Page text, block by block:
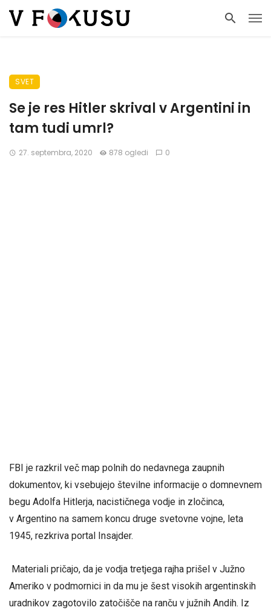
SVET
Se je res Hitler skrival v Argentini in
tam tudi umrl?
27. septembra, 2020 878 ogledi 0
FBI je razkril več map polnih do nedavnega zaupnih
dokumentov, ki vsebujejo številne informacije o domnevnem
begu Adolfa Hitlerja, nacističnega vodje in zločinca,
v Argentino na samem koncu druge svetovne vojne, leta
1945, rezkriva portal Insajder.
Materiali pričajo, da je vodja tretjega rajha prišel v Južno
Ameriko v podmornici in da mu je šest visokih argentinskih
uradnikov zagotovilo zatočišče na ranču v južnih Andih. Iz